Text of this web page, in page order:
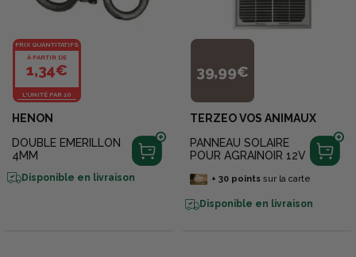
PRIX QUANTITATIFS
À PARTIR DE
1,34€
L'UNITÉ PAR 10
HENON
DOUBLE EMERILLON
4MM
Disponible en livraison
39,99€
TERZEO VOS ANIMAUX
PANNEAU SOLAIRE
POUR AGRAINOIR 12V
+ 30pointssur la carte
Disponible en livraison